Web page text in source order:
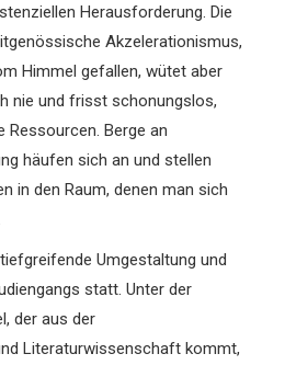
Herausforderung. Die
Akzelerationismus,
Himmel gefallen, wütet aber
nie und frisst schonungslos,
Ressourcen. Berge an
häufen sich an und stellen
in den Raum, denen man sich
Umgestaltung und
statt. Unter der
der aus der
Literaturwissenschaft kommt,